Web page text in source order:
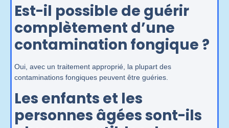
Est-il possible de guérir
complètement d’une
contamination fongique ?
Oui, avec un traitement approprié, la plupart des
contaminations fongiques peuvent être guéries.
Les enfants et les
personnes âgées sont-ils